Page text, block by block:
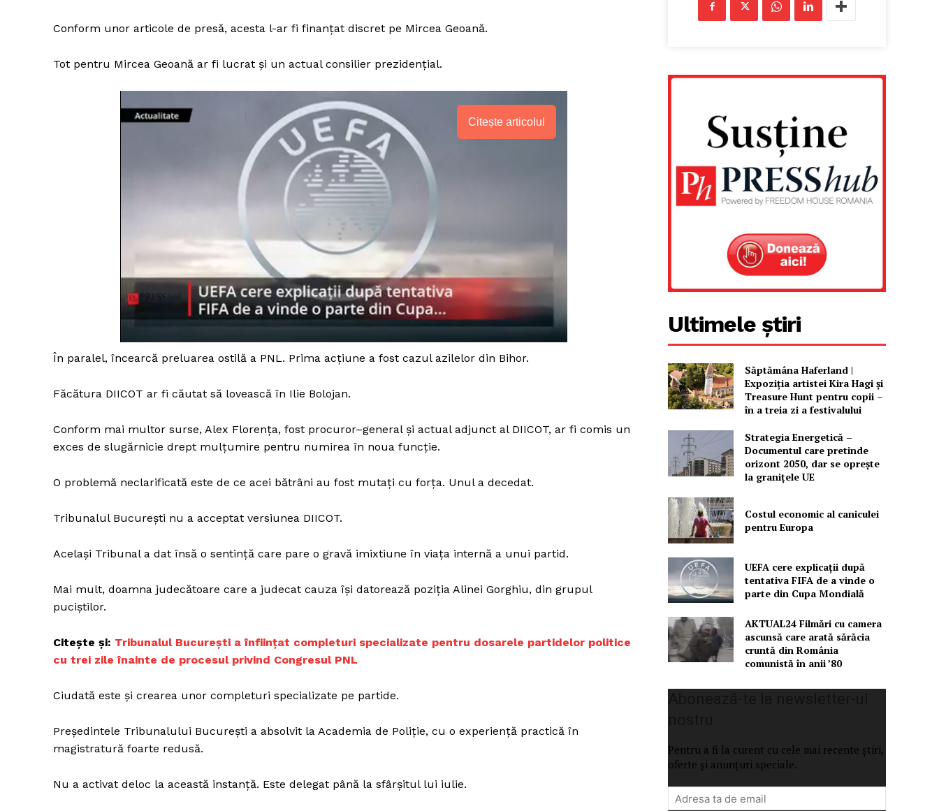
Un proiect
ROMÂNIA
Despre noi / Echipa
Conform unor articole de presă, acesta l-ar fi finanțat discret pe Mircea Geoană.
Tot pentru Mircea Geoană ar fi lucrat și un actual consilier prezidențial.
Citește articolul
În paralel, încearcă preluarea ostilă a PNL. Prima acțiune a fost cazul azilelor din Bihor.
Făcătura DIICOT ar fi căutat să lovească în Ilie Bolojan.
Conform mai multor surse, Alex Florența, fost procuror–general și actual adjunct al DIICOT, ar fi comis un
exces de slugărnicie drept mulțumire pentru numirea în noua funcție.
O problemă neclarificată este de ce acei bătrâni au fost mutați cu forța. Unul a decedat.
Tribunalul București nu a acceptat versiunea DIICOT.
Același Tribunal a dat însă o sentință care pare o gravă imixtiune în viața internă a unui partid.
Mai mult, doamna judecătoare care a judecat cauza își datorează poziția Alinei Gorghiu, din grupul
puciștilor.
Citește și: Tribunalul București a înființat completuri specializate pentru dosarele partidelor politice
cu trei zile înainte de procesul privind Congresul PNL
Ciudată este și crearea unor completuri specializate pe partide.
Președintele Tribunalului București a absolvit la Academia de Poliție, cu o experiență practică în
magistratură foarte redusă.
Nu a activat deloc la această instanță. Este delegat până la sfârșitul lui iulie.
Ultimele știri
Săptămâna Haferland |
Expoziţia artistei Kira Hagi şi
Treasure Hunt pentru copii –
în a treia zi a festivalului
Strategia Energetică –
Documentul care pretinde
orizont 2050, dar se oprește
la granițele UE
Costul economic al caniculei
pentru Europa
UEFA cere explicații după
tentativa FIFA de a vinde o
parte din Cupa Mondială
AKTUAL24 Filmări cu camera
ascunsă care arată sărăcia
cruntă din România
comunistă în anii ’80
Pentru a fi la curent cu cele mai recente știri,
oferte și anunțuri speciale.